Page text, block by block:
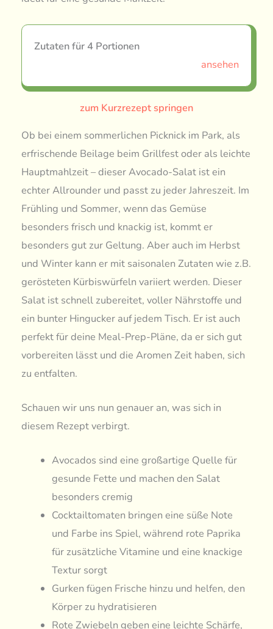
Zutaten für 4 Portionen
ansehen
zum Kurzrezept springen
Ob bei einem sommerlichen Picknick im Park, als
erfrischende Beilage beim Grillfest oder als leichte
Hauptmahlzeit – dieser Avocado-Salat ist ein
echter Allrounder und passt zu jeder Jahreszeit. Im
Frühling und Sommer, wenn das Gemüse
besonders frisch und knackig ist, kommt er
besonders gut zur Geltung. Aber auch im Herbst
und Winter kann er mit saisonalen Zutaten wie z.B.
gerösteten Kürbiswürfeln variiert werden. Dieser
Salat ist schnell zubereitet, voller Nährstoffe und
ein bunter Hingucker auf jedem Tisch. Er ist auch
perfekt für deine Meal-Prep-Pläne, da er sich gut
vorbereiten lässt und die Aromen Zeit haben, sich
zu entfalten.
Schauen wir uns nun genauer an, was sich in
diesem Rezept verbirgt.
Avocados sind eine großartige Quelle für
gesunde Fette und machen den Salat
besonders cremig
Cocktailtomaten bringen eine süße Note
und Farbe ins Spiel, während rote Paprika
für zusätzliche Vitamine und eine knackige
Textur sorgt
Gurken fügen Frische hinzu und helfen, den
Körper zu hydratisieren
Rote Zwiebeln geben eine leichte Schärfe,